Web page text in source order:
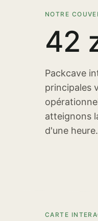
NOTRE
42
Packcave
principales
atteignons
d'une heure.
CARTE